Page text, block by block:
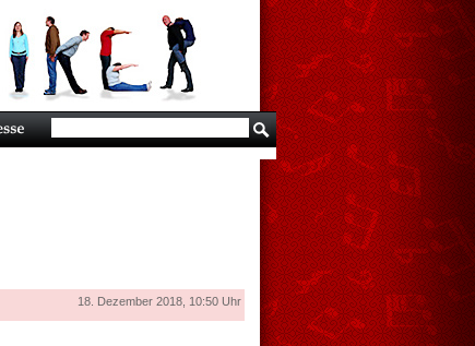
18. Dezember 2018, 10:50 Uhr